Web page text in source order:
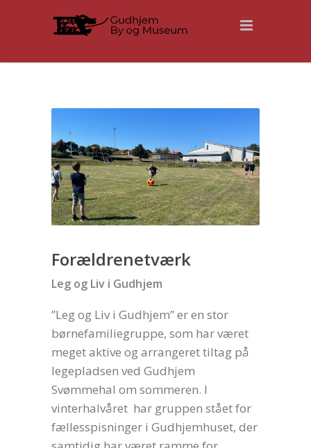
Forældrenetværk
Leg og Liv i Gudhjem
”Leg og Liv i Gudhjem” er en stor
børnefamiliegruppe, som har været
meget aktive og arrangeret tiltag på
legepladsen ved Gudhjem
Svømmehal om sommeren. I
vinterhalvåret har gruppen stået for
fællesspisninger i Gudhjemhuset, der